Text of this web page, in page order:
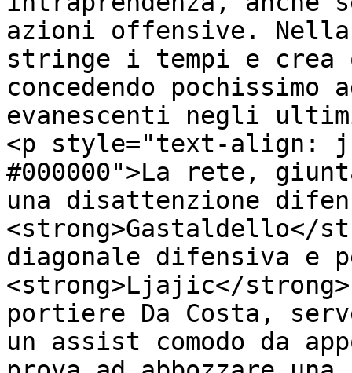
azioni offensive.
stringe i tempi e crea
concedendo
evanescenti negli
<p style="text-align:
#000000">La rete,
una disattenzione
<strong>Gastaldello</
diagonale difensiva e
<strong>Ljajic</
portiere Da Costa,
un assist comodo da